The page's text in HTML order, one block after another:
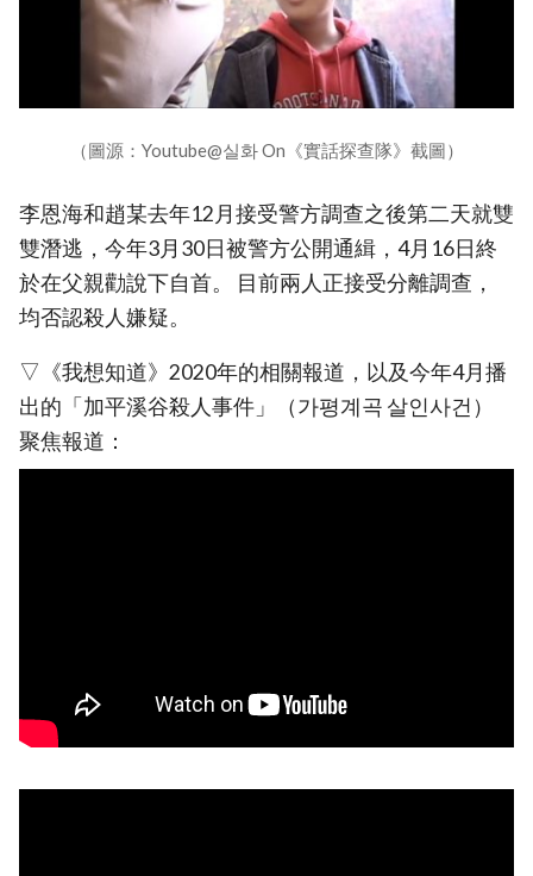
（圖源：Youtube@실화 On《實話探查隊》截圖）
李恩海和趙某去年12月接受警方調查之後第二天就雙
雙潛逃，今年3月30日被警方公開通緝，4月16日終
於在父親勸說下自首。 目前兩人正接受分離調查，
均否認殺人嫌疑。
▽《我想知道》2020年的相關報道，以及今年4月播
出的「加平溪谷殺人事件」（가평계곡 살인사건）
聚焦報道：